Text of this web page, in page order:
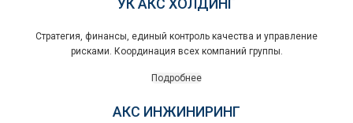
УК АКС ХОЛДИНГ
Стратегия, финансы, единый контроль качества и управление
рисками. Координация всех компаний группы.
Подробнее
АКС ИНЖИНИРИНГ